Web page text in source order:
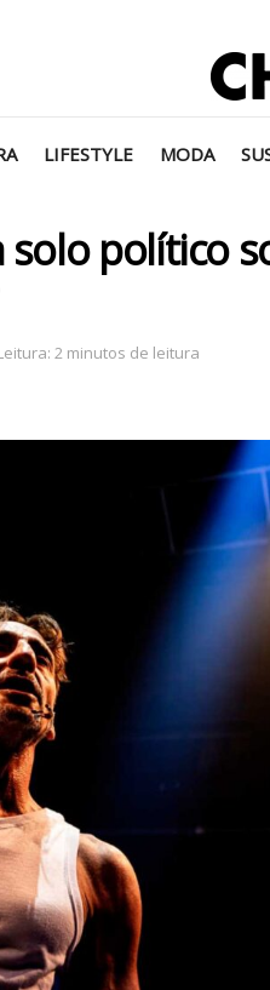
LIFESTYLE MODA
solo político
2 minutos de leitura